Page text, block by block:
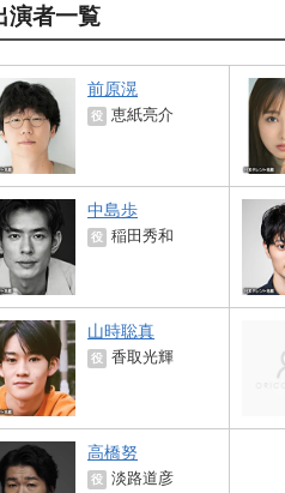
演者一覧
前原滉
役 恵紙亮介
中島歩
役 稲田秀和
山時聡真
役 香取光輝
高橋努
役 淡路道彦